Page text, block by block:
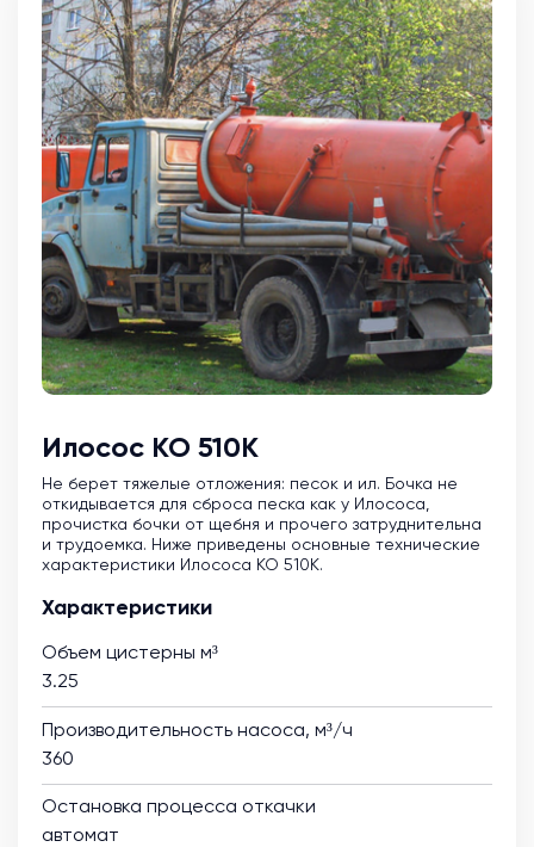
Илосос КО 510К
Не берет тяжелые отложения: песок и ил. Бочка не
откидывается для сброса песка как у Илососа,
прочистка бочки от щебня и прочего затруднительна
и трудоемка. Ниже приведены основные технические
характеристики Илососа КО 510К.
Характеристики
Объем цистерны м³
3.25
Производительность насоса, м³/ч
360
Остановка процесса откачки
автомат